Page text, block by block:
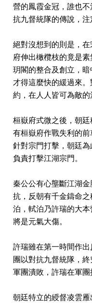
營的鳳霞金冠，誰也
抗九督統隊的傳說，注
絕對沒想到的則是，
府伸出橄欖枝的竟是
玥閣的整合及創立，
才得這麼快的緩過來
約，在人人皆可為敵的
桓嶽府式微之後，朝
有桓嶽府作戰失利的
針對宗門打擊，朝廷
負責打擊江湖宗門。
秦公公有心壟斷江湖
抗，反朝有千金鑄命
泊，軾泊乃許瑞的大
將是元氣大傷。
許瑞雖在第一時間作
團以對抗九督統隊，
軍團潰敗，許瑞在軍團
朝廷特立的綬督凌雲